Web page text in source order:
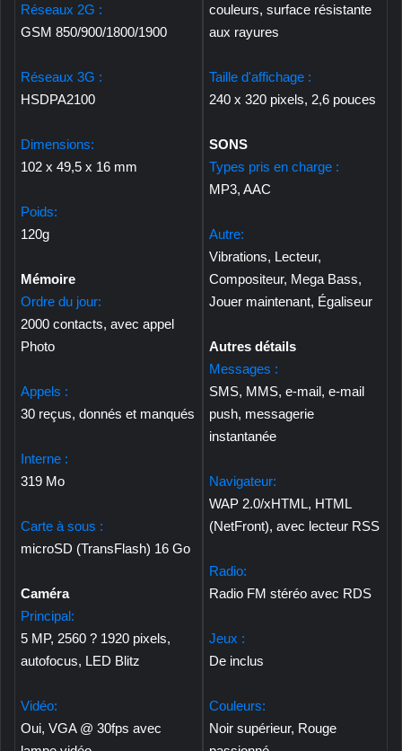
Réseaux 2G :
GSM 850/900/1800/1900
Réseaux 3G :
HSDPA2100
Dimensions:
102 x 49,5 x 16 mm
Poids:
120g
Mémoire
Ordre du jour:
2000 contacts, avec appel
Photo
Appels :
30 reçus, donnés et manqués
Interne :
319 Mo
Carte à sous :
microSD (TransFlash) 16 Go
Caméra
Principal:
5 MP, 2560 ? 1920 pixels,
autofocus, LED Blitz
Vidéo:
Oui, VGA @ 30fps avec
couleurs, surface résistante
aux rayures
Taille d'affichage :
240 x 320 pixels, 2,6 pouces
SONS
Types pris en charge :
MP3, AAC
Autre:
Vibrations, Lecteur,
Compositeur, Mega Bass,
Jouer maintenant, Égaliseur
Autres détails
Messages :
SMS, MMS, e-mail, e-mail
push, messagerie
instantanée
Navigateur:
WAP 2.0/xHTML, HTML
(NetFront), avec lecteur RSS
Radio:
Radio FM stéréo avec RDS
Jeux :
De inclus
Couleurs:
Noir supérieur, Rouge